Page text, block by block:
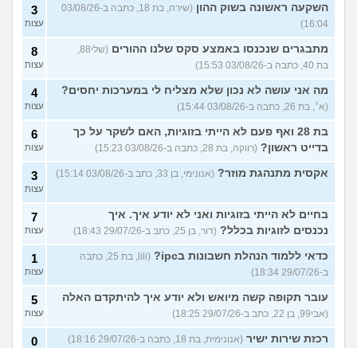
השקעה ראשונה בשוק ההון
(שירה, בת 18, כתבה ב-03/08/26
16:04)
3
עצות
מתבגרים שנכנסו באמצע סקס שלנו ההורים
(שלי88,
בת 40, כתבה ב-03/08/26 15:53)
8
עצות
מה אני עושה לא נכון שלא מצליח לי במערכות יחסים?
(א׳, בת 26, כתבה ב-03/08/26 15:44)
4
עצות
בת 28 ואף פעם לא הייתי בזוגיות, האם לשקר על כך
בדייט ראשון? (רווקה, בת 28, כתבה ב-03/08/26 15:23)
6
עצות
אקסית מתנהגת מוזר? (אנונימי, בן 33, כתב ב-03/08/26 15:14) 3
עצות
בחיים לא הייתי בזוגיות ואני לא יודע איך. איך
נכנסים לזוגיות בכלל? (דור, בן 25, כתב ב-29/07/26 18:43)
7
עצות
כדאי ללמוד הנהלת חשבונות בipc?
(lili, בת 25, כתבה
ב-29/07/26 18:34)
1
עצות
עובר תקופה קשה מיואש ולא יודע איך להיתקדם האלה
(אבי99, בן 22, כתב ב-29/07/26 18:25)
5
עצות
רכזת שירות ישיר (אנונימית, בת 18, כתבה ב-29/07/26 18:16) 0